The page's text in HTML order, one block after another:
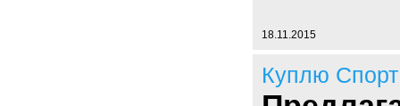
18.11.2015
Куплю